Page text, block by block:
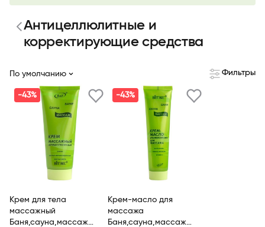
Антицеллюлитные и
корректирующие средства
По умолчанию Фильтры
-43%
Крем для тела
массажный
Баня,сауна,массаж
-43%
Крем-масло для
массажа
Баня,сауна,массаж